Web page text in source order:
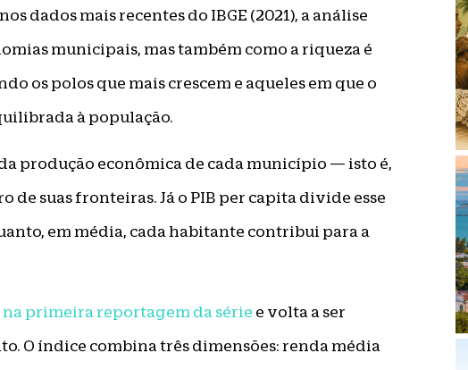
dados mais recentes do IBGE (2021), a análise
municipais, mas também como a riqueza é
os polos que mais crescem e aqueles em que o
à população.
produção econômica de cada município — isto é,
de suas fronteiras. Já o PIB per capita divide esse
em média, cada habitante contribui para a
primeira reportagem da série e volta a ser
O índice combina três dimensões: renda média